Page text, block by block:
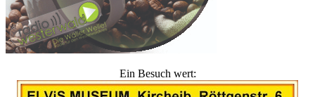
Ein Besuch wert: